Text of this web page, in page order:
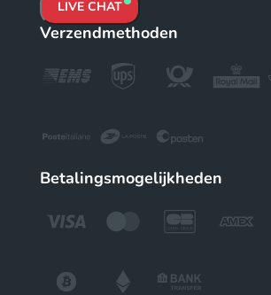
LIVE CHAT
Verzendmethoden
Betalingsmogelijkheden